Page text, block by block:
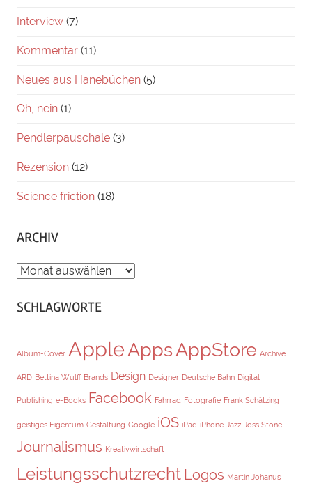
Interview (7)
Kommentar (11)
Neues aus Hanebüchen (5)
Oh, nein (1)
Pendlerpauschale (3)
Rezension (12)
Science friction (18)
ARCHIV
ARCHIV
SCHLAGWORTE
Album-Cover AppleAppsAppStore Archive
ARD Bettina Wulff Brands Design Designer Deutsche Bahn Digital
Publishing e-Books Facebook Fahrrad Fotografie Frank Schätzing
geistiges Eigentum Gestaltung Google iOS iPad iPhone Jazz Joss Stone
Journalismus Kreativwirtschaft
Leistungsschutzrecht Logos Martin Johanus